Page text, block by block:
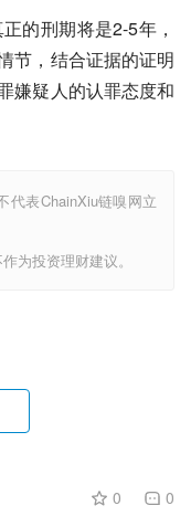
的刑期将是2-5年，
节，结合证据的证明
嫌疑人的认罪态度和
代表ChainXiu链嗅网立
为投资理财建议。
0 0